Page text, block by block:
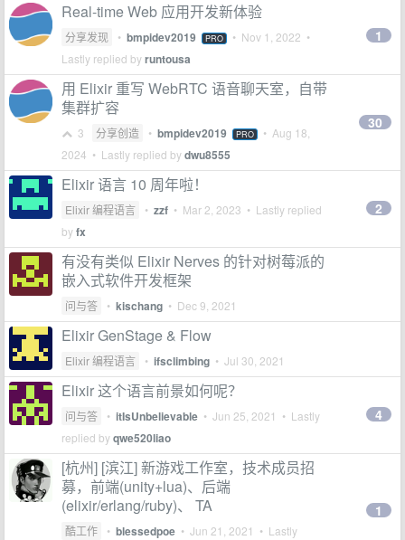
Real-time Web 应用开发新体验
分享发现 • bmpidev2019 PRO • Nov 1, 2022 •
Lastly replied byruntousa
1
用 Elixir 重写 WebRTC 语音聊天室，自带
集群扩容
3 分享创造 • bmpidev2019 PRO • Aug 18,
2024 • Lastly replied bydwu8555
30
Elixir 语言 10 周年啦！
Elixir 编程语言 • zzf • Mar 2, 2023 • Lastly replied
byfx
2
有没有类似 Elixir Nerves 的针对树莓派的
嵌入式软件开发框架
问与答 • kischang • Dec 9, 2021
Elixir GenStage & Flow
Elixir 编程语言 • ifsclimbing • Jul 30, 2021
Elixir 这个语言前景如何呢？
问与答 • itIsUnbelievable • Jun 25, 2021 • Lastly
replied byqwe520liao
4
[杭州] [滨江] 新游戏工作室，技术成员招
募，前端(unity+lua)、后端
(elixir/erlang/ruby)、 TA
酷工作 • blessedpoe • Jun 21, 2021 • Lastly
1